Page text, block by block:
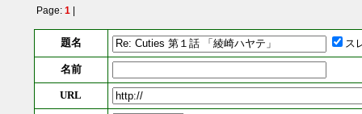
Page: 1|
題名 ス
名前
URL